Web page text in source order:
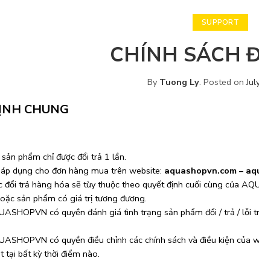
SUPPORT
CHÍNH SÁCH
By Tuong Ly. Posted on
CHUNG
phẩm chỉ được đổi trả 1 lần.
dụng cho đơn hàng mua trên website: aquashopvn.com –
đổi trả hàng hóa sẽ tùy thuộc theo quyết định cuối cùng của
sản phẩm có giá trị tương đương.
có quyền đánh giá tình trạng sản phẩm đổi / trả / lỗi
có quyền điều chỉnh các chính sách và điều kiện
tại bất kỳ thời điểm nào.